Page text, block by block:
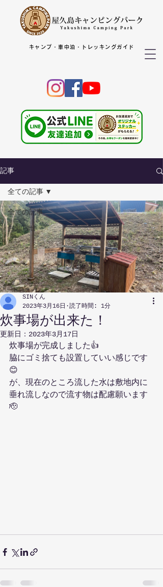
キャンプ・車中泊・トレッキングガイド
記事
全ての記事
お知らせ
全ての記事
炊事場が出来た！
SINくん
2023年3月16日
読了時間: 1分
更新日： 2023年3月17日
炊事場が完成しました👍
脇にゴミ捨ても設置していい感じです
😊
が、現在のところ流した水は敷地内に
垂れ流しなので流す物は配慮願います
🫡